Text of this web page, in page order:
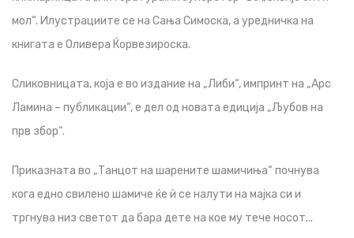
мол“. Илустрациите се на Сања Симоска, а уредничка на
книгата е Оливера Ќорвезироска.
Сликовницата, која е во издание на „Либи“, импринт на „Арс
Ламина – публикации“, е дел од новата едиција „Љубов на
прв збор“.
Приказната во „Танцот на шарените шамичиња“ почнува
кога едно свилено шамиче ќе ѝ се налути на мајка си и
тргнува низ светот да бара дете на кое му тече носот...